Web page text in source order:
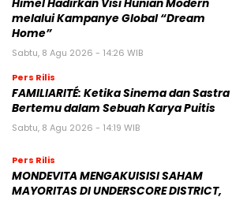
Himel Hadirkan Visi Hunian Modern
melalui Kampanye Global “Dream
Home”
Sabtu, 8 Agu 2026 - 14:26 WIB
Pers Rilis
FAMILIARITÉ: Ketika Sinema dan Sastra
Bertemu dalam Sebuah Karya Puitis
Sabtu, 8 Agu 2026 - 14:19 WIB
Pers Rilis
MONDEVITA MENGAKUISISI SAHAM
MAYORITAS DI UNDERSCORE DISTRICT,